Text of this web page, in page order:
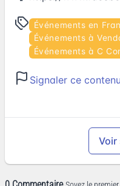
Événements en
Événements à
Événements à C
Signaler ce contenu
Voir